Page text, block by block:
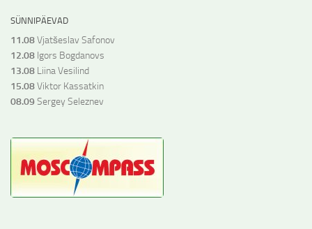
SÜNNIPÄEVAD
11.08Vjatšeslav Safonov
12.08 Igors Bogdanovs
13.08 Liina Vesilind
15.08Viktor Kassatkin
08.09Sergey Seleznev